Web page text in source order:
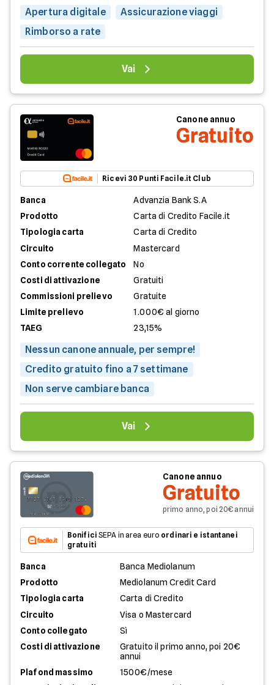
Apertura digitale
Assicurazione viaggi
Rimborso a rate
Vai
Canone annuo
Gratuito
Ricevi 30 Punti Facile.it Club
Banca
Advanzia Bank S.A
Prodotto
Carta di Credito Facile.it
Tipologia carta
Carta di Credito
Circuito
Mastercard
Conto corrente collegato
No
Costi di attivazione
Gratuiti
Commissioni prelievo
Gratuite
Limite prelievo
1.000€ al giorno
TAEG
23,15%
Nessun canone annuale, per sempre!
Credito gratuito fino a 7 settimane
Non serve cambiare banca
Vai
Canone annuo
Gratuito
primo anno, poi 20€ annui
Bonifici SEPA in area euro ordinari e istantanei
gratuiti
Banca
Banca Mediolanum
Prodotto
Mediolanum Credit Card
Tipologia carta
Carta di Credito
Circuito
Visa o Mastercard
Conto collegato
Sì
Costi di attivazione
Gratuito il primo anno, poi 20€
annui
Plafond massimo
1500€/mese